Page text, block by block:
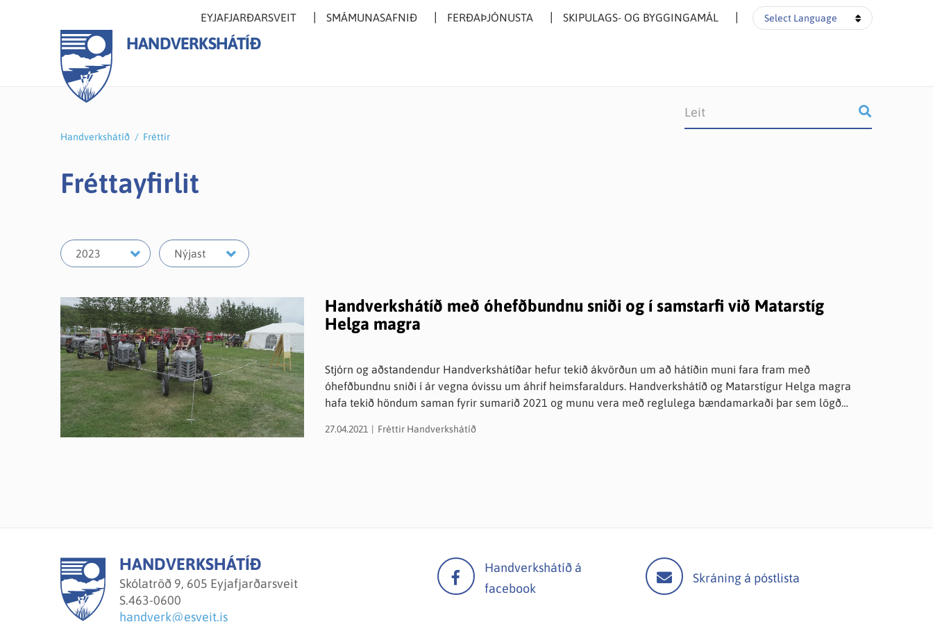
HANDVERKSHÁTÍÐ
EYJAFJARÐARSVEIT SMÁMUNASAFNIÐ FERÐAÞJÓNUSTA SKIPULAGS- OG BYGGINGAMÁL Select Language
Handverkshátíð / Fréttir
Fréttayfirlit
Handverkshátíð með óhefðbundnu sniði og í samstarfi við Matarstíg
Helga magra
Stjórn og aðstandendur Handverkshátíðar hefur tekið ákvörðun um að hátíðin muni fara fram með
óhefðbundnu sniði í ár vegna óvissu um áhrif heimsfaraldurs. Handverkshátíð og Matarstígur Helga magra
hafa tekið höndum saman fyrir sumarið 2021 og munu vera með reglulega bændamarkaði þar sem lögð
27.04.2021 Fréttir Handverkshátíð
HANDVERKSHÁTÍÐ
Skólatröð 9, 605 Eyjafjarðarsveit
S.463-0600
handverk@esveit.is
Handverkshátíð á
facebook
Skráning á póstlista